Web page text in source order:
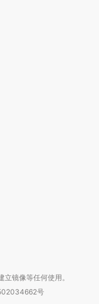
链博
镜像等任何使用。
号